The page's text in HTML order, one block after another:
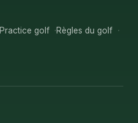
Practice golf
Règles du golf